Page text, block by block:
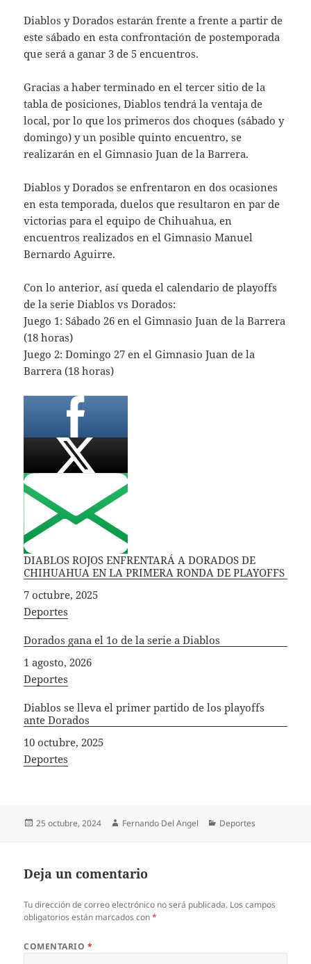
Diablos y Dorados estarán frente a frente a partir de
este sábado en esta confrontación de postemporada
que será a ganar 3 de 5 encuentros.
Gracias a haber terminado en el tercer sitio de la
tabla de posiciones, Diablos tendrá la ventaja de
local, por lo que los primeros dos choques (sábado y
domingo) y un posible quinto encuentro, se
realizarán en el Gimnasio Juan de la Barrera.
Diablos y Dorados se enfrentaron en dos ocasiones
en esta temporada, duelos que resultaron en par de
victorias para el equipo de Chihuahua, en
encuentros realizados en el Gimnasio Manuel
Bernardo Aguirre.
Con lo anterior, así queda el calendario de playoffs
de la serie Diablos vs Dorados:
Juego 1: Sábado 26 en el Gimnasio Juan de la Barrera
(18 horas)
Juego 2: Domingo 27 en el Gimnasio Juan de la
Barrera (18 horas)
DIABLOS ROJOS ENFRENTARÁ A DORADOS DE
CHIHUAHUA EN LA PRIMERA RONDA DE PLAYOFFS
Fecha
7 octubre, 2025
In relation to
Deportes
Dorados gana el 1o de la serie a Diablos
Fecha
1 agosto, 2026
In relation to
Deportes
Diablos se lleva el primer partido de los playoffs
ante Dorados
Fecha
10 octubre, 2025
In relation to
Deportes
Publicado
25 octubre, 2024 Autor
Fernando Del Angel Categorías
Deportes
Deja un comentario
Tu dirección de correo electrónico no será publicada. Los campos
obligatorios están marcados con*
COMENTARIO *